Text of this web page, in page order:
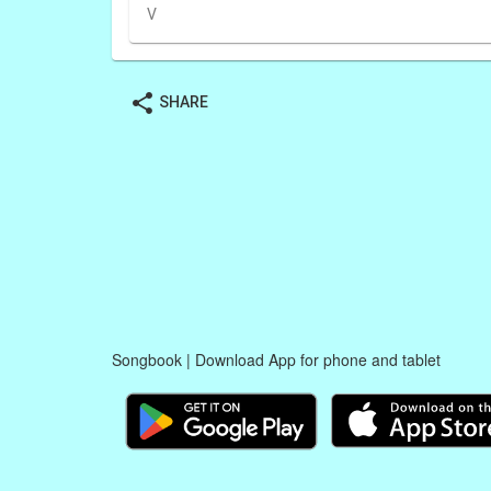
V
share SHARE
Songbook | Download App for phone and tablet